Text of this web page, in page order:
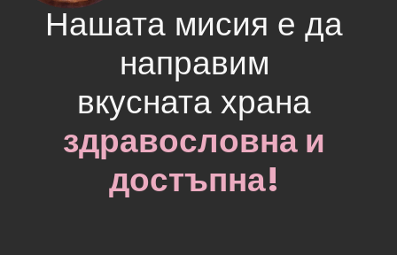
Нашата мисия е да
направим
вкусната храна
здравословна и
достъпна!